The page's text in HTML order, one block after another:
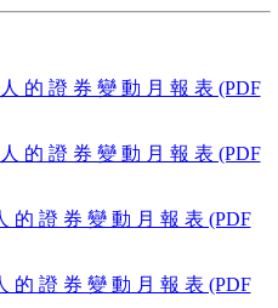
的 證 券 變 動 月 報 表 (PDF
的 證 券 變 動 月 報 表 (PDF
的 證 券 變 動 月 報 表 (PDF
的 證 券 變 動 月 報 表 (PDF